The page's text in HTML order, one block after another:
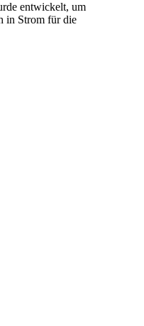
entwickelt, um
in Strom für die